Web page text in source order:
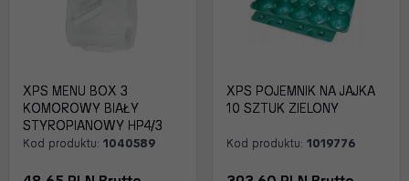
XPS MENU BOX 3
KOMOROWY BIAŁY
STYROPIANOWY HP4/3
Kod produktu: 1040589
XPS POJEMNIK NA JAJKA
10 SZTUK ZIELONY
Kod produktu: 1019776